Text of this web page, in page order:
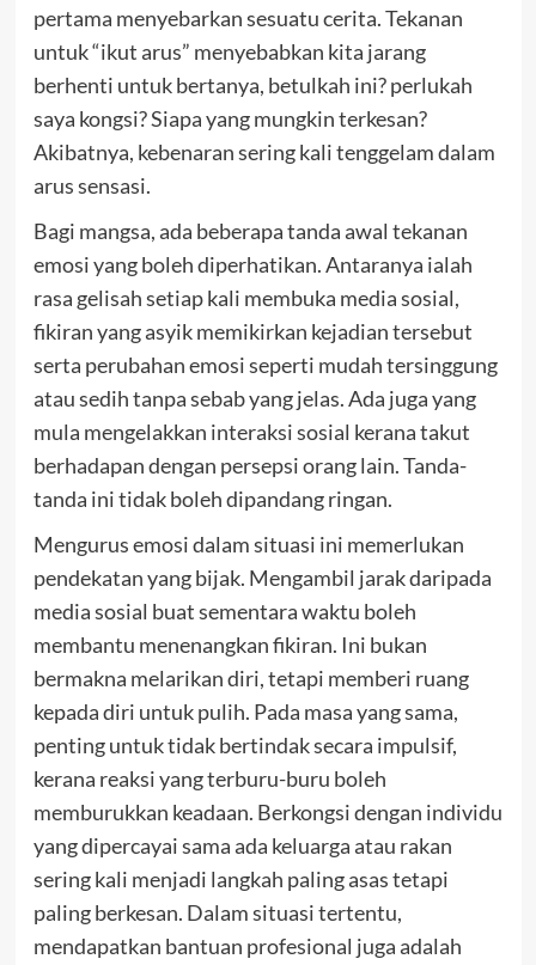
pertama menyebarkan sesuatu cerita. Tekanan
untuk “ikut arus” menyebabkan kita jarang
berhenti untuk bertanya, betulkah ini? perlukah
saya kongsi? Siapa yang mungkin terkesan?
Akibatnya, kebenaran sering kali tenggelam dalam
arus sensasi.
Bagi mangsa, ada beberapa tanda awal tekanan
emosi yang boleh diperhatikan. Antaranya ialah
rasa gelisah setiap kali membuka media sosial,
fikiran yang asyik memikirkan kejadian tersebut
serta perubahan emosi seperti mudah tersinggung
atau sedih tanpa sebab yang jelas. Ada juga yang
mula mengelakkan interaksi sosial kerana takut
berhadapan dengan persepsi orang lain. Tanda-
tanda ini tidak boleh dipandang ringan.
Mengurus emosi dalam situasi ini memerlukan
pendekatan yang bijak. Mengambil jarak daripada
media sosial buat sementara waktu boleh
membantu menenangkan fikiran. Ini bukan
bermakna melarikan diri, tetapi memberi ruang
kepada diri untuk pulih. Pada masa yang sama,
penting untuk tidak bertindak secara impulsif,
kerana reaksi yang terburu-buru boleh
memburukkan keadaan. Berkongsi dengan individu
yang dipercayai sama ada keluarga atau rakan
sering kali menjadi langkah paling asas tetapi
paling berkesan. Dalam situasi tertentu,
mendapatkan bantuan profesional juga adalah